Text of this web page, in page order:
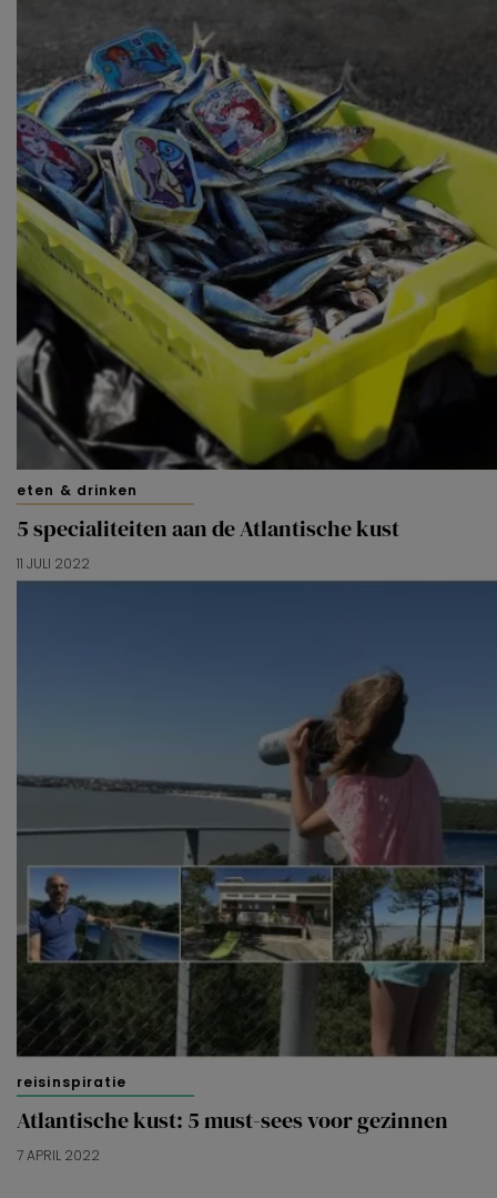
eten & drinken
5 specialiteiten aan de Atlantische kust
11 JULI 2022
reisinspiratie
Atlantische kust: 5 must-sees voor gezinnen
7 APRIL 2022